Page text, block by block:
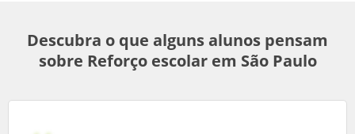
Descubra o que alguns alunos pensam
sobre Reforço escolar em São Paulo